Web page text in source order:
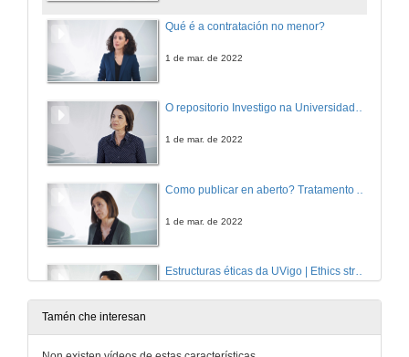
Qué é a contratación no menor?
1 de mar. de 2022
O repositorio Investigo na Universidade de Vigo
1 de mar. de 2022
1 de mar. de 2022
Estructuras éticas da UVigo | Ethics structures at the UVigo
1 de mar. de 2022
Tamén che interesan